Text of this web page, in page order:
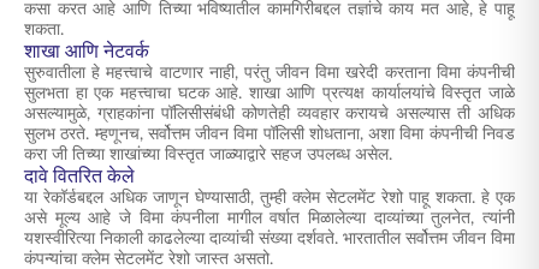
कसा करत आहे आणि तिच्या भविष्यातील कामगिरीबद्दल तज्ञांचे काय मत आहे, हे पाहू
शकता.
शाखा आणि नेटवर्क
सुरुवातीला हे महत्त्वाचे वाटणार नाही, परंतु जीवन विमा खरेदी करताना विमा कंपनीची
सुलभता हा एक महत्त्वाचा घटक आहे. शाखा आणि प्रत्यक्ष कार्यालयांचे विस्तृत जाळे
असल्यामुळे, ग्राहकांना पॉलिसीसंबंधी कोणतेही व्यवहार करायचे असल्यास ती अधिक
सुलभ ठरते. म्हणूनच, सर्वोत्तम जीवन विमा पॉलिसी शोधताना, अशा विमा कंपनीची निवड
करा जी तिच्या शाखांच्या विस्तृत जाळ्याद्वारे सहज उपलब्ध असेल.
दावे वितरित केले
या रेकॉर्डबद्दल अधिक जाणून घेण्यासाठी, तुम्ही क्लेम सेटलमेंट रेशो पाहू शकता. हे एक
असे मूल्य आहे जे विमा कंपनीला मागील वर्षात मिळालेल्या दाव्यांच्या तुलनेत, त्यांनी
यशस्वीरित्या निकाली काढलेल्या दाव्यांची संख्या दर्शवते. भारतातील सर्वोत्तम जीवन विमा
कंपन्यांचा क्लेम सेटलमेंट रेशो जास्त असतो.